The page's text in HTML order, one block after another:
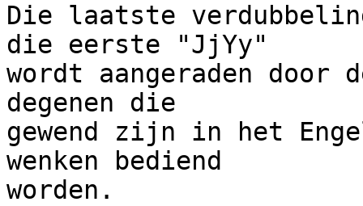
Die laatste
die eerste "JjYy"
wordt aangeraden door
degenen die
gewend zijn in het
wenken bediend
worden.